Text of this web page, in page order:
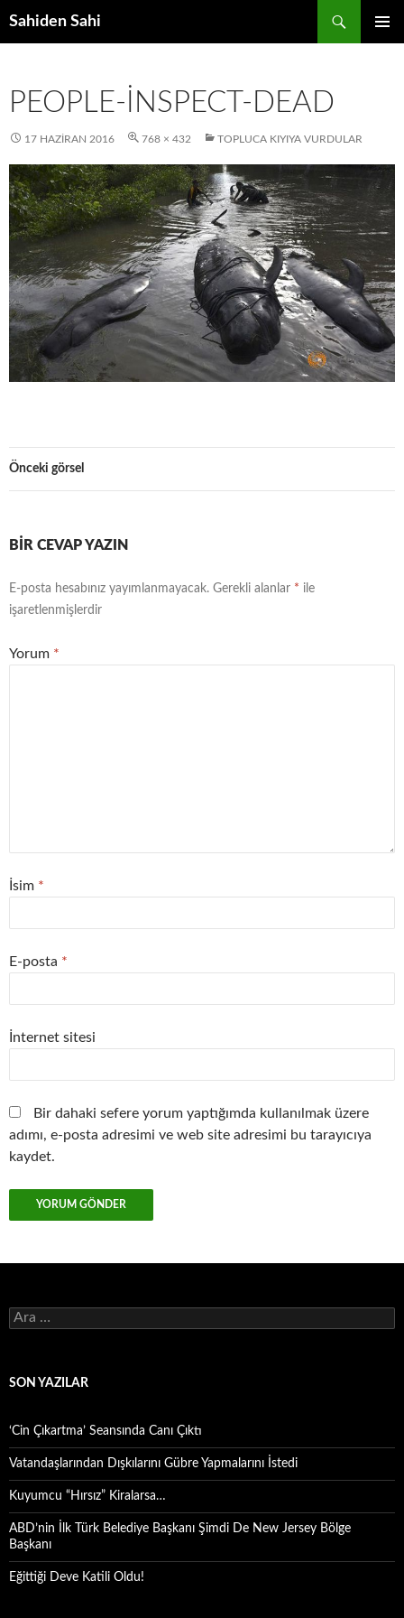
Sahiden Sahi
PEOPLE-INSPECT-DEAD
17 HAZIRAN 2016 768 × 432 TOPLUCA KIYIYA VURDULAR
Önceki görsel
BIR CEVAP YAZIN
E-posta hesabınız yayımlanmayacak. Gerekli alanlar * ile
işaretlenmişlerdir
Yorum *
İsim *
E-posta *
İnternet sitesi
Bir dahaki sefere yorum yaptığımda kullanılmak üzere
adımı, e-posta adresimi ve web site adresimi bu tarayıcıya
kaydet.
Arama:
SON YAZILAR
‘Cin Çıkartma’ Seansında Canı Çıktı
Vatandaşlarından Dışkılarını Gübre Yapmalarını İstedi
Kuyumcu “Hırsız” Kiralarsa…
ABD’nin İlk Türk Belediye Başkanı Şimdi De New Jersey Bölge
Başkanı
Eğittiği Deve Katili Oldu!